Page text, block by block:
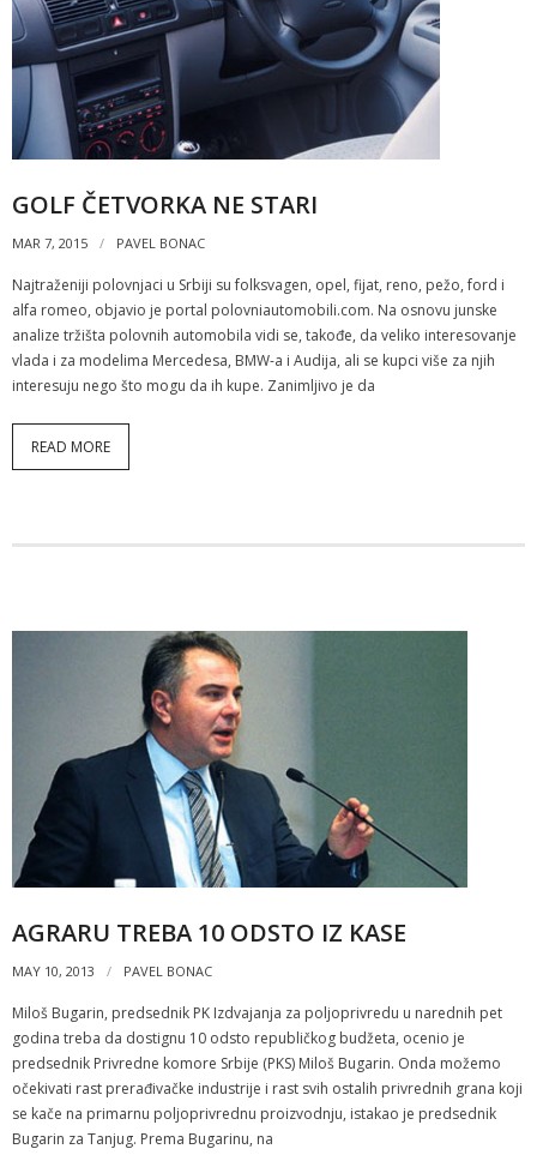
GOLF ČETVORKA NE STARI
MAR 7, 2015 PAVEL BONAC
Najtraženiji polovnjaci u Srbiji su folksvagen, opel, fijat, reno, pežo, ford i
alfa romeo, objavio je portal polovniautomobili.com. Na osnovu junske
analize tržišta polovnih automobila vidi se, takođe, da veliko interesovanje
vlada i za modelima Mercedesa, BMW-a i Audija, ali se kupci više za njih
interesuju nego što mogu da ih kupe. Zanimljivo je da
READ MORE
AGRARU TREBA 10 ODSTO IZ KASE
MAY 10, 2013 PAVEL BONAC
Miloš Bugarin, predsednik PK Izdvajanja za poljoprivredu u narednih pet
godina treba da dostignu 10 odsto republičkog budžeta, ocenio je
predsednik Privredne komore Srbije (PKS) Miloš Bugarin. Onda možemo
očekivati rast prerađivačke industrije i rast svih ostalih privrednih grana koji
se kače na primarnu poljoprivrednu proizvodnju, istakao je predsednik
Bugarin za Tanjug. Prema Bugarinu, na